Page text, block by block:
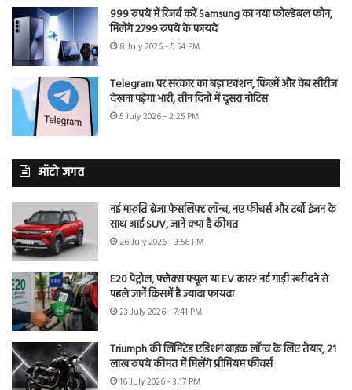
999 रुपये में रिजर्व करें Samsung का नया फोल्डेबल फोन,
मिलेंगे 2799 रुपये के फायदे
8 July 2026 - 5:54 PM
Telegram पर सरकार का बड़ा एक्शन, फिल्में और वेब सीरीज
देखना पड़ेगा भारी, तीन दिनों में दूसरा नोटिस
5 July 2026 - 2:25 PM
ऑटो जगत
नई मारुति ब्रेजा फेसलिफ्ट लॉन्च, नए फीचर्स और टर्बो इंजन के
साथ आई SUV, जानें क्या है कीमत
26 July 2026 - 3:56 PM
E20 पेट्रोल, फ्लेक्स फ्यूल या EV कार? नई गाड़ी खरीदने से
पहले जानें किसमें है ज्यादा फायदा
23 July 2026 - 7:41 PM
Triumph की लिमिटेड एडिशन बाइक लॉन्च के लिए तैयार, 21
लाख रुपये कीमत में मिलेंगे प्रीमियम फीचर्स
16 July 2026 - 3:17 PM